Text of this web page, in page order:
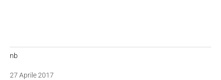
nb
27 Aprile 2017